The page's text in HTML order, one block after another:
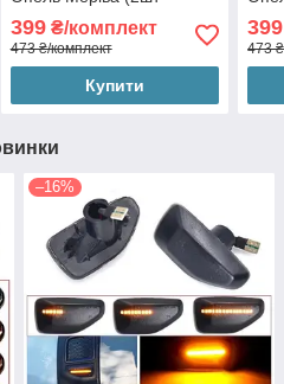
399₴/комплект
473 ₴/комплект
Купити
399
473
–16%